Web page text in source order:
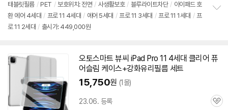
태블릿필름 / PET / 보호위치: 전면 / 사생활보호 / 블루라이트차단 / 아이패드호
환 에어 4세대 / 프로11 4세대 / 에어 5세대 / 프로11 3세대 / 프로11 1세대 / 프
로11 2세대 / 출시가: 449,000원
기
오토스마트 뷰씨 iPad Pro 11 4세대 클리어 퓨
어슬림 케이스+강화유리필름 세트
15,750원 (1몰)
23.06. 등록
관